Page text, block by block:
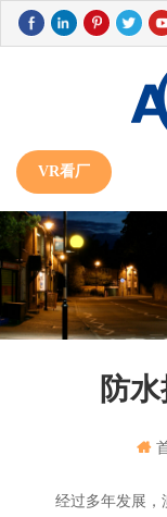
VR看厂
防
经过多年发展，澳